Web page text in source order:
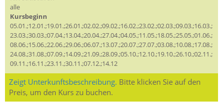
alle
Kursbeginn
05.01.;12.01.;19.01.;26.01.;02.02.;09.02.;16.02.;23.02.;02.03.;09.03.;16.03.;
23.03.;30.03.;07.04.;13.04.;20.04.;27.04.;04.05.;11.05.;18.05.;25.05.;01.06.;
08.06.;15.06.;22.06.;29.06.;06.07.;13.07.;20.07.;27.07.;03.08.;10.08.;17.08.;
24.08.;31.08.;07.09.;14.09.;21.09.;28.09.;05.10.;12.10.;19.10.;26.10.;02.11.;
09.11.;16.11.;23.11.;30.11.;07.12.;14.12
Zeigt Unterkunftsbeschreibung. Bitte klicken Sie auf den
Preis, um den Kurs zu buchen.